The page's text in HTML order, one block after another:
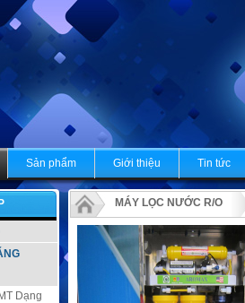
Sản phẩm Giới thiệu Tin tức
Dạng
MÁY LỌC NƯỚC R/O